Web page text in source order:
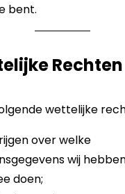
bent.
Rechten
wettelijke
over welke
wij
doen;